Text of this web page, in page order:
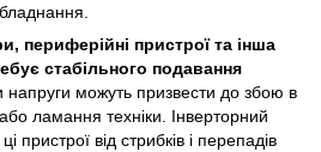
периферійні пристрої та інша
стабільного подавання
напруги можуть призвести до збою в
ламання техніки. Інверторний
пристрої від стрибків і перепадів